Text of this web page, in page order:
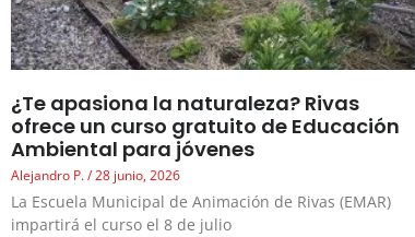
¿Te apasiona la naturaleza? Rivas
ofrece un curso gratuito de Educación
Ambiental para jóvenes
Alejandro P. 28 junio, 2026
La Escuela Municipal de Animación de Rivas (EMAR)
impartirá el curso el 8 de julio